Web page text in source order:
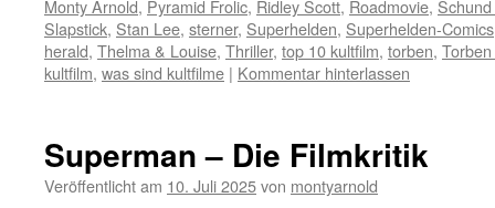
Monty Arnold, Pyramid Frolic, Ridley Scott, Roadmovie,
Slapstick, Stan Lee, sterner, Superhelden, Superhelden-Comics
herald, Thelma & Louise, Thriller, top 10 kultfilm, torben,
kultfilm, was sind kultfilme | Kommentar hinterlassen
Superman – Die Filmkritik
Veröffentlicht am 10. Juli 2025von montyarnold